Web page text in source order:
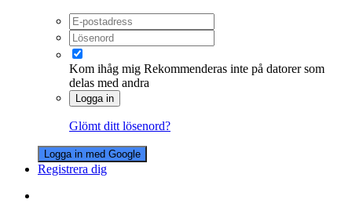
Kom ihåg mig Rekommenderas inte på datorer som
delas med andra
Logga in
Glömt ditt lösenord?
Logga in med Google
Registrera dig